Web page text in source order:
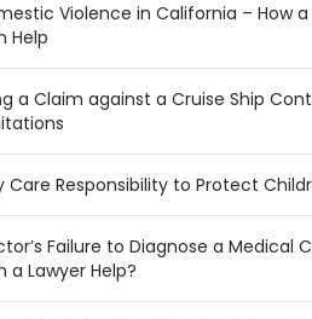
Violence in California – How a
Help
a Claim against a Cruise Ship
Care Responsibility to Protect
Failure to Diagnose a Medical
a Lawyer Help?